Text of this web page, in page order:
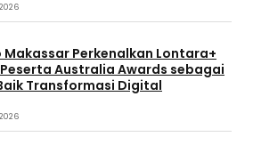
Makassar Perkenalkan Lontara+
Australia Awards sebagai
Transformasi Digital